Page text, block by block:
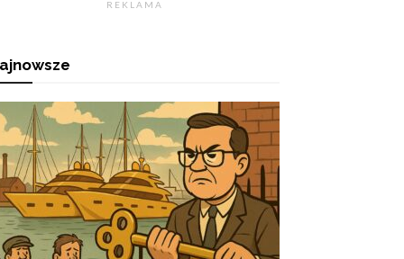
R E K L A M A